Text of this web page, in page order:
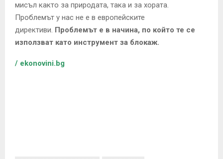
мисъл както за природата, така и за хората.
Проблемът у нас не е в европейските
директиви. Проблемът е в начина, по който те се
използват като инструмент за блокаж.
/ ekonovini.bg